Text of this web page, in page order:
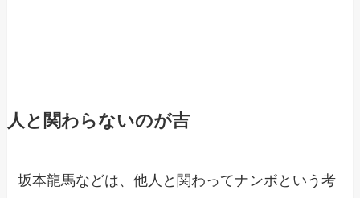
人と関わらないのが吉
坂本龍馬などは、他人と関わってナンボという考